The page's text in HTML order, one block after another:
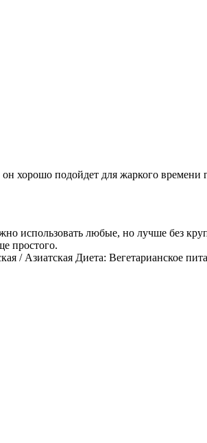
хорошо подойдет для жаркого
использовать любые, но лучше без
простого.
/ Азиатская Диета: Вегетарианское